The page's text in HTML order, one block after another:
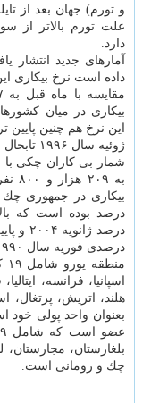
و تورم) جهان بعد از
علت تورم بالاتر از
دارد.
آمارهای جدید
بیكاری در میان
این نرخ هم چنین
ژوئیه سال ۱۹۹۶ تابحال است.
به
درصدی فوریه سال ۱۹۹۰ است.
اسپانیا، فرانسه،
هلند، اتریش، پرتغال،
بلغارستان،
چك و رومانی است.